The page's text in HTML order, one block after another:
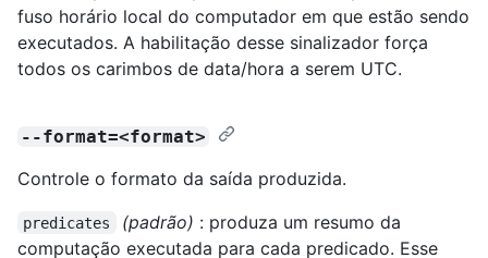
fuso horário local do computador em que estão sendo
executados. A habilitação desse sinalizador força
todos os carimbos de data/hora a serem UTC.
--format=<format>
Controle o formato da saída produzida.
predicates (padrão) : produza um resumo da
computação executada para cada predicado. Esse